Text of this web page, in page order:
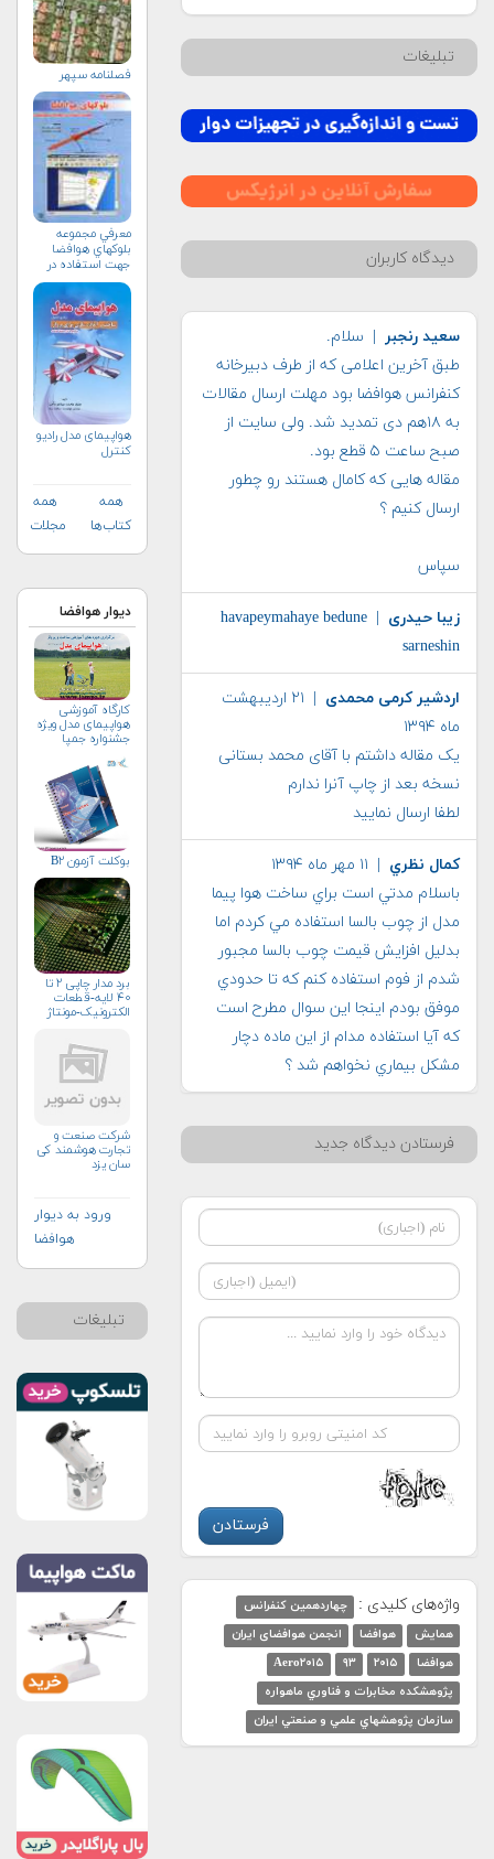
تبلیغات
دیدگاه کاربران
سعید رنجبر | سلام.
طبق آخرین اعلامی که از طرف دبیرخانه
کنفرانس هوافضا بود مهلت ارسال مقالات
به ۱۸هم دی تمدید شد. ولی سایت از
صبح ساعت ۵ قطع بود.
مقاله هایی که کامال هستند رو چطور
ارسال کنیم ؟
سپاس
زیبا حیدری
| havapeymahaye bedune
sarneshin
اردشیر کرمی محمدی
| ۲۱ اردیبهشت
ماه ۱۳۹۴
یک مقاله داشتم با آقای محمد بستانی
نسخه بعد از چاپ آنرا ندارم
لطفا ارسال نمایید
كمال نظري
باسلام مدتي است براي ساخت هوا پيما
مدل از چوب بالسا استفاده مي كردم اما
بدليل افزايش قيمت چوب بالسا مجبور
شدم از فوم استفاده كنم كه تا حدودي
موفق بودم اينجا اين سوال مطرح است
كه آيا استفاده مدام از اين ماده دچار
مشكل بيماري نخواهم شد ؟
فرستادن دیدگاه جدید
واژه‌های کلیدی :
چهاردهمین کنفرانس
همایش
هوافضا
انجمن هوافضای ایران
هوافضا
۲۰۱۵ Aero۲۰۱۵
۹۳
پژوهشكده مخابرات و فناوري ماهواره
سازمان پژوهشهاي علمي و صنعتي ايران
فصلنامه سپهر
معرفي مجموعه
بلوك‏هاي هوافضا
جهت استفاده در
محيط سيمولينك
هواپيمای مدل راديو
كنترل
همه
کتاب‌ها
همه
مجلات
دیوار هوافضا
کارگاه آموزشی
هواپیمای مدل ویژه
جشنواره جمپا
بوکلت آزمون B۲
برد مدار چاپی ۲ تا
۴۰ لایه-قطعات
الکترونیک-مونتاژ
شرکت صنعت و
تجارت هوشمند کی
سان یزد
ورود به دیوار
هوافضا
تبلیغات